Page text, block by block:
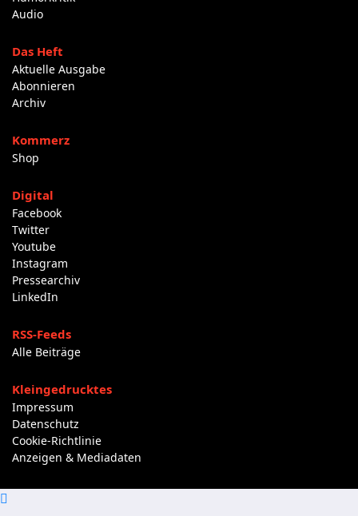
Audio
Das Heft
Aktuelle Ausgabe
Abonnieren
Archiv
Kommerz
Shop
Digital
Facebook
Twitter
Youtube
Instagram
Pressearchiv
LinkedIn
RSS-Feeds
Alle Beiträge
Kleingedrucktes
Impressum
Datenschutz
Cookie-Richtlinie
Anzeigen & Mediadaten